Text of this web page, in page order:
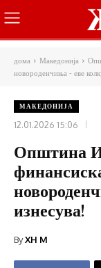
дома Македонија
новороденчиња - еве
МАКЕДОНИЈА
12.01.2026 15:06
Општина
изнесува!
ByXH M